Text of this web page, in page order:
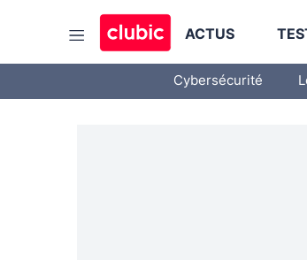
ACTUS
Cybersécurité